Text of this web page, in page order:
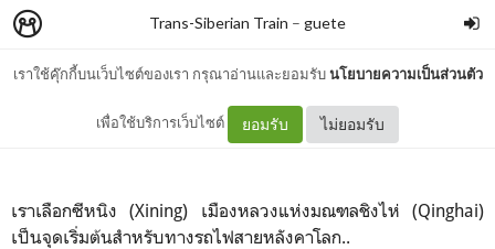
เราใช้คุ๊กกี้บนเว็บไซต์ของเรา กรุณาอ่านและยอมรับนโยบายความเป็นส่วนตัว
เพื่อใช้บริการเว็บไซต์ ยอมรับ ไม่ยอมรับ
Trans-Siberian Train – guete
ซีหนิงหรือเปียงยาง?
เราเลือกซีหนิง (Xining) เมืองหลวงแห่งมณฑลชิงไห่ (Qinghai)
เป็นจุดเริ่มต้นสำหรับทางรถไฟสายหลังคาโลก..